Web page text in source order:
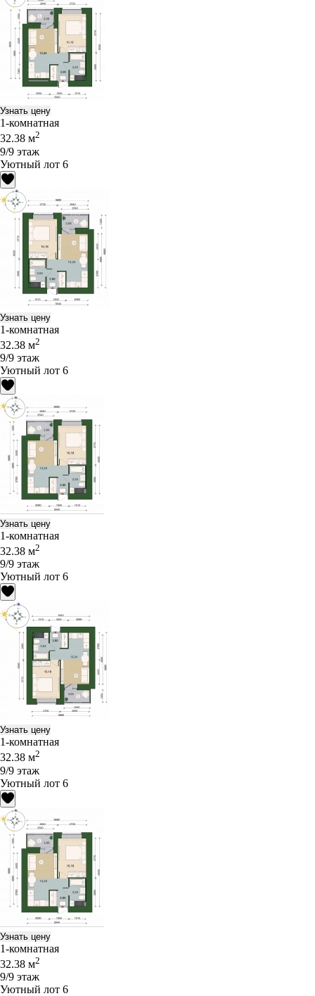
Узнать цену
1-комнатная
32.38 м2
9/9 этаж
Уютный лот 6
Узнать цену
1-комнатная
32.38 м2
9/9 этаж
Уютный лот 6
Узнать цену
1-комнатная
32.38 м2
9/9 этаж
Уютный лот 6
Узнать цену
1-комнатная
32.38 м2
9/9 этаж
Уютный лот 6
Узнать цену
1-комнатная
32.38 м2
9/9 этаж
Уютный лот 6